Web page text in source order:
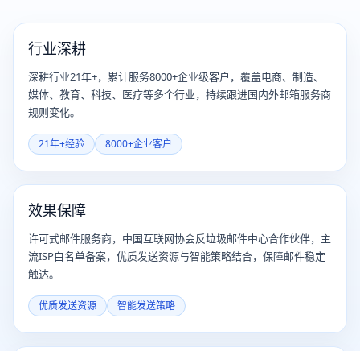
行业深耕
深耕行业21年+，累计服务8000+企业级客户，覆盖电商、制造、
媒体、教育、科技、医疗等多个行业，持续跟进国内外邮箱服务商
规则变化。
21年+经验 8000+企业客户
效果保障
许可式邮件服务商，中国互联网协会反垃圾邮件中心合作伙伴，主
流ISP白名单备案，优质发送资源与智能策略结合，保障邮件稳定
触达。
优质发送资源 智能发送策略